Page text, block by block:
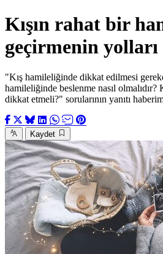
Kışın rahat bir
geçirmenin yolları
"Kış hamileliğinde dikkat edilmesi
hamileliğinde beslenme nasıl olmalıdır?
dikkat etmeli?" sorularının yanıtı
Kaydet